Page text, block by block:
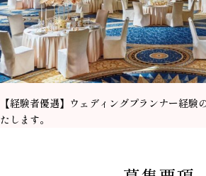
【経験者優遇】ウェディングプランナー経験
たします。